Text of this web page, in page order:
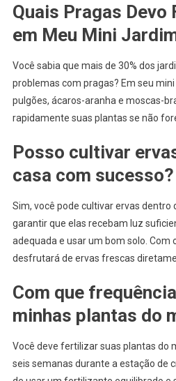
Quais Pragas Devo
em Meu Mini
Você sabia que mais de 30% dos
problemas com pragas? Em seu
pulgões, ácaros-aranha e moscas-
rapidamente suas plantas se não
Posso cultivar
casa com sucesso?
Sim, você pode cultivar ervas dentro
garantir que elas recebam luz
adequada e usar um bom solo. Com
desfrutará de ervas frescas
Com que
minhas plantas do
Você deve fertilizar suas plantas do
seis semanas durante a estação de